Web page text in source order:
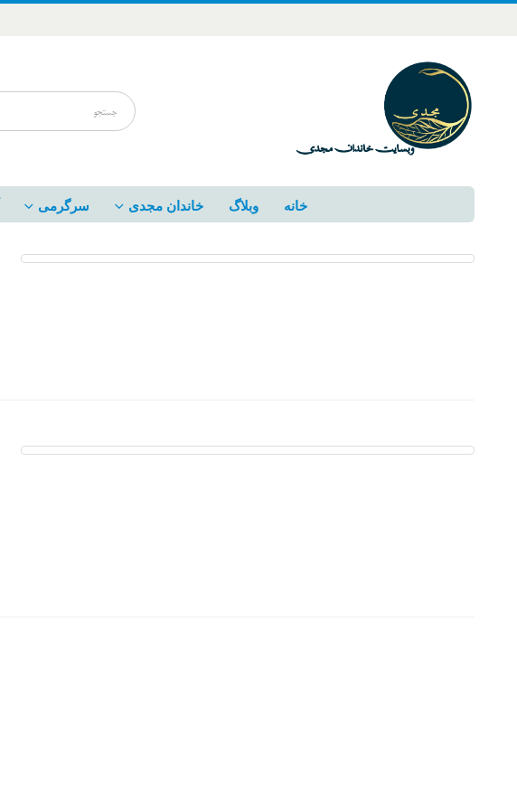
خانه وبلاگ خاندان مجدی سرگرمی